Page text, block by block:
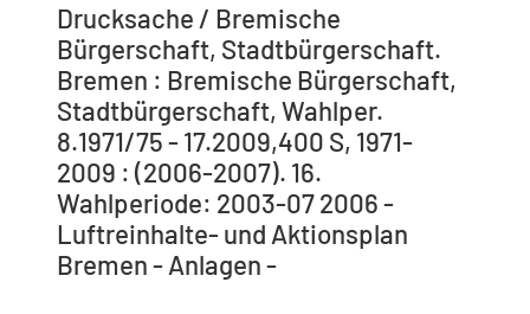
Drucksache / Bremische
Bürgerschaft, Stadtbürgerschaft.
Bremen : Bremische Bürgerschaft,
Stadtbürgerschaft, Wahlper.
8.1971/75 - 17.2009,400 S, 1971-
2009 : (2006-2007). 16.
Wahlperiode: 2003-07 2006 -
Luftreinhalte- und Aktionsplan
Bremen - Anlagen -